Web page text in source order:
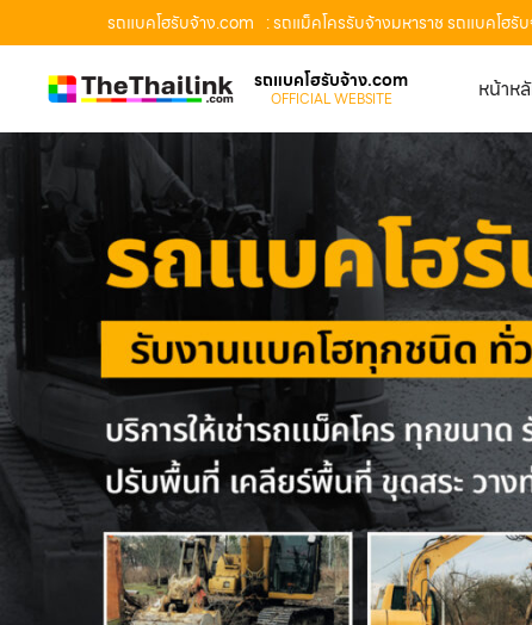
รถแบคโฮรับจ้าง.com : รถแม็คโครรับจ้างมหาราช รถแบคโฮรั
รถแบคโฮรับจ้าง.com
OFFICIAL WEBSITE หน้าห